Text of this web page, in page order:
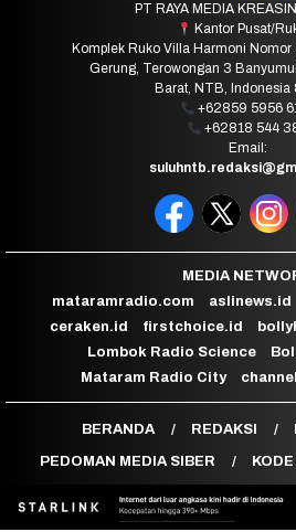
PT RAYA MEDIA
Kantor Pusat/
Komplek Ruko Villa Harmoni Nomor
Gerung, Terowongan 3
Barat, NTB,
+62859 5956
+62818 544
Email:
MEDIA
mataramradio.com
aslinews.id
ceraken.id
firstchoice.id
Lombok Radio Science
Mataram Radio City
BERANDA REDAKSI
PEDOMAN MEDIA SIBER
STANDAR
KEBIJAKAN PRIVASI